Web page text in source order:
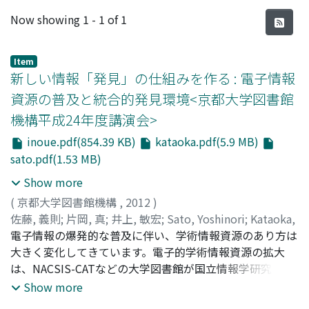
Recent Submissions
Now showing 1 - 1 of 1
Item
新しい情報「発見」の仕組みを作る : 電子情報
資源の普及と統合的発見環境<京都大学図書館
機構平成24年度講演会>
inoue.pdf(854.39 KB)
kataoka.pdf(5.9 MB)
sato.pdf(1.53 MB)
Show more
( 京都大学図書館機構 , 2012 )
佐藤, 義則; 片岡, 真; 井上, 敏宏; Sato, Yoshinori; Kataoka,
Shin;Inoue, Toshihiro
電子情報の爆発的な普及に伴い、学術情報資源のあり方は
大きく変化してきています。電子的学術情報資源の拡大
は、NACSIS-CATなどの大学図書館が国立情報学研究所と
協同で構築してきた学術情報基盤のみでは扱いきれない、
Show more